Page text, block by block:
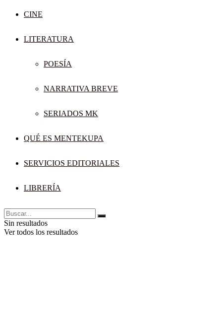
CINE
LITERATURA
POESÍA
NARRATIVA BREVE
SERIADOS MK
QUÉ ES MENTEKUPA
SERVICIOS EDITORIALES
LIBRERÍA
Sin resultados
Ver todos los resultados